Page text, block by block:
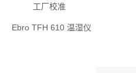
工厂校准
Ebro TFH 610 温湿仪